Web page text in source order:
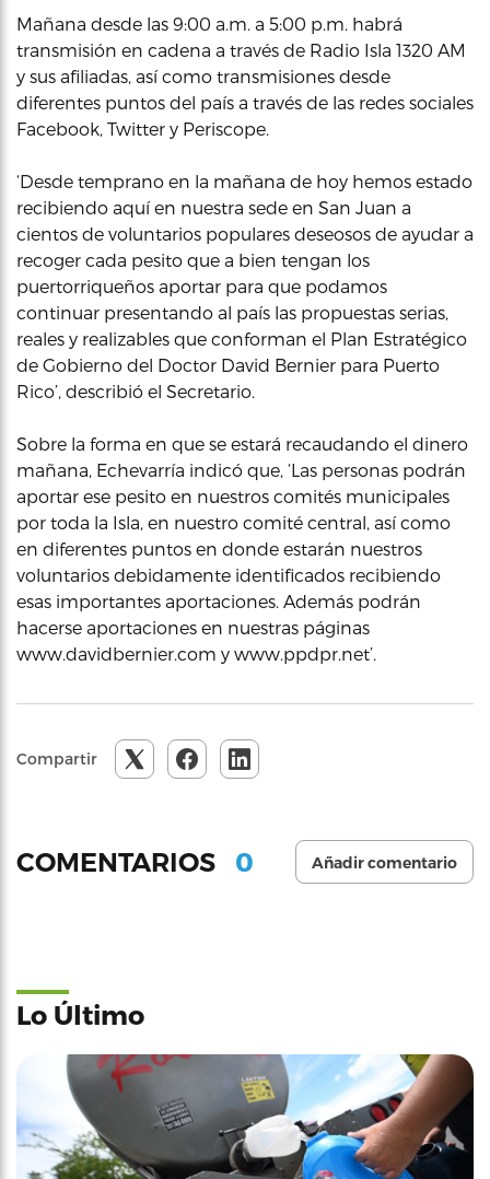
Mañana desde las 9:00 a.m. a 5:00 p.m. habrá
transmisión en cadena a través de Radio Isla 1320 AM
y sus afiliadas, así como transmisiones desde
diferentes puntos del país a través de las redes sociales
Facebook, Twitter y Periscope.
‘Desde temprano en la mañana de hoy hemos estado
recibiendo aquí en nuestra sede en San Juan a
cientos de voluntarios populares deseosos de ayudar a
recoger cada pesito que a bien tengan los
puertorriqueños aportar para que podamos
continuar presentando al país las propuestas serias,
reales y realizables que conforman el Plan Estratégico
de Gobierno del Doctor David Bernier para Puerto
Rico’, describió el Secretario.
Sobre la forma en que se estará recaudando el dinero
mañana, Echevarría indicó que, ‘Las personas podrán
aportar ese pesito en nuestros comités municipales
por toda la Isla, en nuestro comité central, así como
en diferentes puntos en donde estarán nuestros
voluntarios debidamente identificados recibiendo
esas importantes aportaciones. Además podrán
hacerse aportaciones en nuestras páginas
www.davidbernier.com y www.ppdpr.net’.
Compartir
COMENTARIOS 0 Añadir comentario
Lo Último